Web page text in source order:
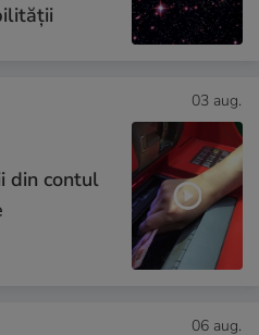
03 aug.
din contul
06 aug.